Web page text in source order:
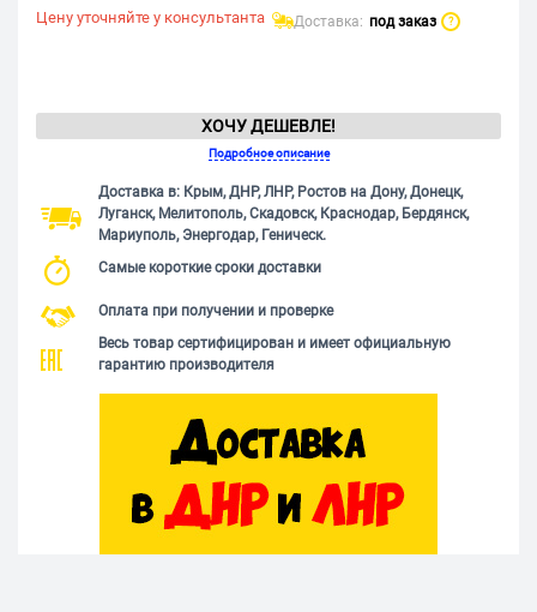
Цену уточняйте у консультанта Доставка: под заказ ?
ХОЧУ ДЕШЕВЛЕ!
Подробное описание
Доставка в: Крым, ДНР, ЛНР, Ростов на Дону, Донецк,
Луганск, Мелитополь, Скадовск, Краснодар, Бердянск,
Мариуполь, Энергодар, Геническ.
Самые короткие сроки доставки
Оплата при получении и проверке
Весь товар сертифицирован и имеет официальную
гарантию производителя